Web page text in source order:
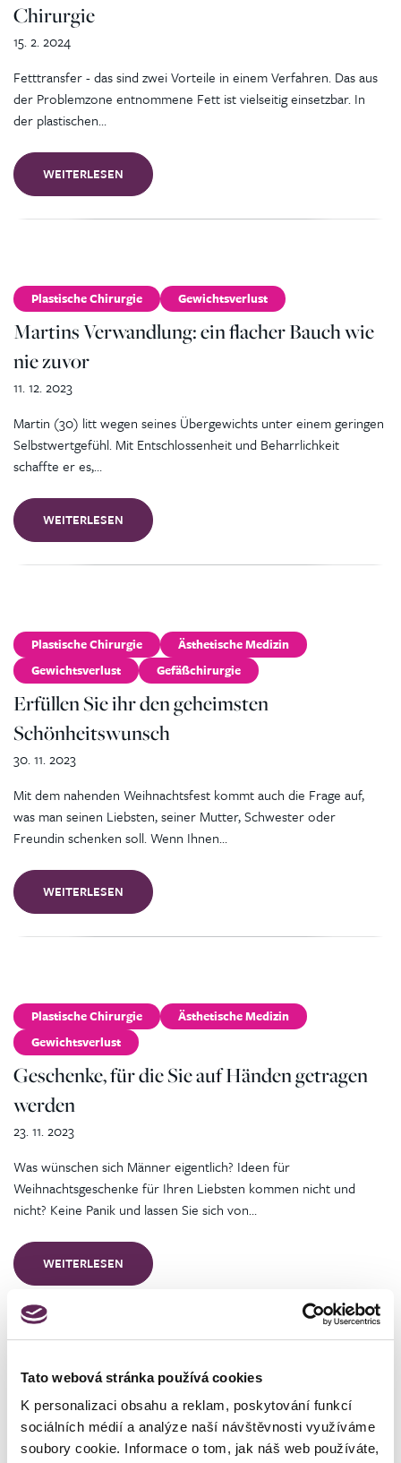
Tato webová stránka používá cookies
K personalizaci obsahu a reklam, poskytování funkcí
sociálních médií a analýze naší návštěvnosti využíváme
soubory cookie. Informace o tom, jak náš web používáte,
Chirurgie
Fetttransfer - das sind zwei Vorteile in einem Verfahren. Das aus
der Problemzone entnommene Fett ist vielseitig einsetzbar. In
der plastischen…
WEITERLESEN
15. 2. 2024
Martins Verwandlung: ein flacher Bauch wie
nie zuvor
Plastische Chirurgie Gewichtsverlust
Martin (30) litt wegen seines Übergewichts unter einem geringen
Selbstwertgefühl. Mit Entschlossenheit und Beharrlichkeit
schaffte er es,…
WEITERLESEN
11. 12. 2023
Erfüllen Sie ihr den geheimsten
Schönheitswunsch
Plastische Chirurgie
Ästhetische Medizin
Gewichtsverlust
Gefäßchirurgie
Mit dem nahenden Weihnachtsfest kommt auch die Frage auf,
was man seinen Liebsten, seiner Mutter, Schwester oder
Freundin schenken soll. Wenn Ihnen…
WEITERLESEN
30. 11. 2023
Geschenke, für die Sie auf Händen getragen
werden
Plastische Chirurgie
Ästhetische Medizin
Gewichtsverlust
Was wünschen sich Männer eigentlich? Ideen für
Weihnachtsgeschenke für Ihren Liebsten kommen nicht und
nicht? Keine Panik und lassen Sie sich von…
WEITERLESEN
23. 11. 2023
Diastase und wie man die Bauchmuskeln
wieder an die richtige Stelle bringt
Plastische Chirurgie Gewichtsverlust